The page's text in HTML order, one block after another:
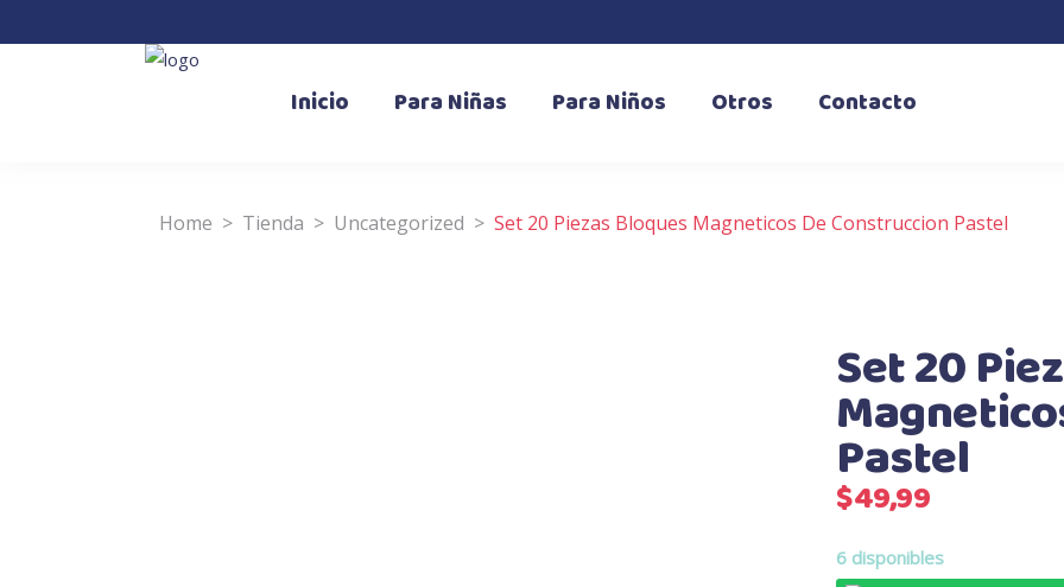
Inicio Para Niñas Para Niños Otros Contacto
Home > Tienda > Uncategorized > Set 20 Piezas Bloques Magneticos De Construccion Pastel
Set 20
Pastel
$49,99
6 disponibles